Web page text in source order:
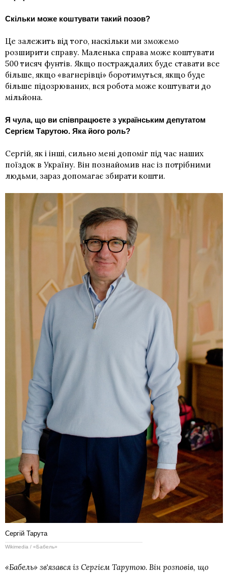
Скільки може коштувати такий позов?
Це залежить від того, наскільки ми зможемо
розширити справу. Маленька справа може коштувати
500 тисяч фунтів. Якщо постраждалих буде ставати все
більше, якщо «вагнерівці» боротимуться, якщо буде
більше підозрюваних, вся робота може коштувати до
мільйона.
Я чула, що ви співпрацюєте з українським депутатом
Сергієм Тарутою. Яка його роль?
Сергій, як і інші, сильно мені допоміг під час наших
поїздок в Україну. Він познайомив нас із потрібними
людьми, зараз допомагає збирати кошти.
Сергій Тарута
Wikimedia / «Бабель»
«Бабель» звʼязався із Сергієм Тарутою. Він розповів, що